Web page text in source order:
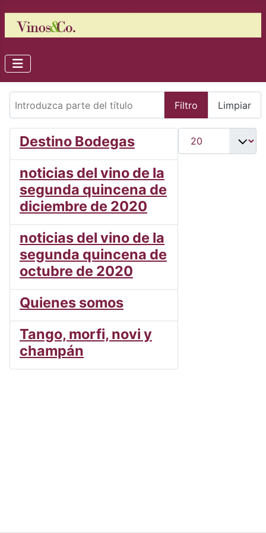
Introduzca parte del título
Filtro Limpiar
Cantidad
Destino Bodegas
noticias del vino de la
segunda quincena de
diciembre de 2020
noticias del vino de la
segunda quincena de
octubre de 2020
Quienes somos
Tango, morfi, novi y
champán